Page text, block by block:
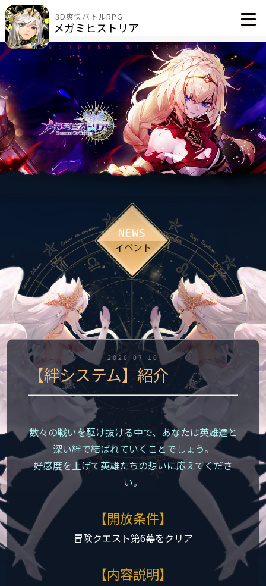
3D爽快バトルRPG
メガミヒストリア
2020-07-10
【絆システム】紹介
数々の戦いを駆け抜ける中で、あなたは英雄達と
深い絆で結ばれていくことでしょう。
好感度を上げて英雄たちの想いに応えてくださ
い。
【開放条件】
冒険クエスト第6幕をクリア
【内容説明】